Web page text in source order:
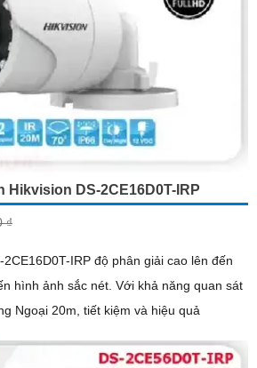
Hikvision DS-2CE16D0T-IRP
₫
IRP độ phân giải cao lên đến
nét. Với khả năng quan sát
Ngoại 20m, tiết kiệm và hiệu quả